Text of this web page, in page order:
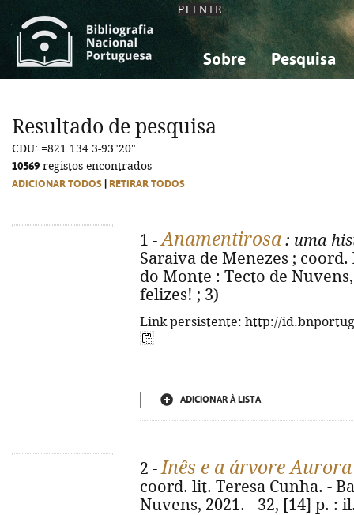
PT EN FR
Sobre Pesquisa
Ciências sociais...
Ciências sociais...
Resultado de pesquisa
CDU: =821.134.3-93"20"
10569 registos encontrados
ADICIONAR TODOS RETIRAR TODOS
1 -Anamentirosa : uma
Saraiva de Menezes ;
do Monte : Tecto de
felizes! ; 3)
Link persistente: http://
ADICIONAR À LISTA
2 -Inês e a árvore Aurora
coord. lit. Teresa Cunha. -
Nuvens, 2021. - 32, [14] p. :